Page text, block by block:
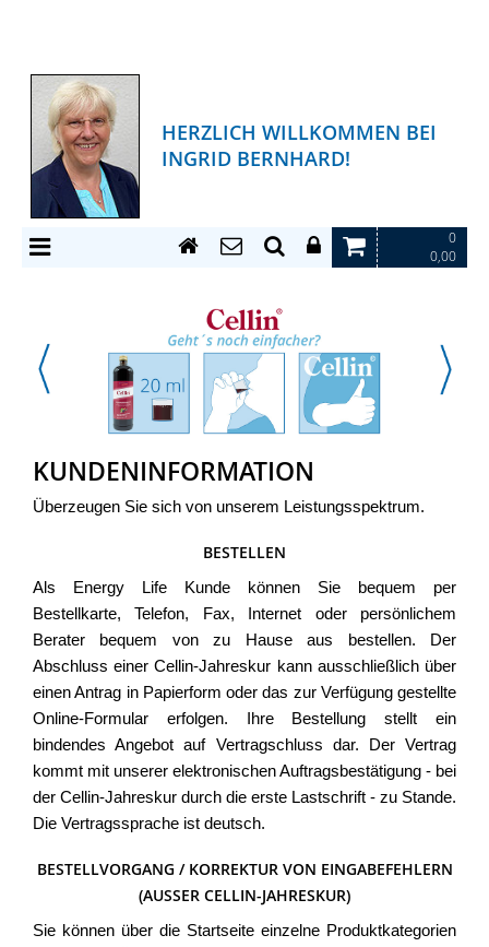
HERZLICH WILLKOMMEN BEI
INGRID BERNHARD!
0
0,00
KUNDENINFORMATION
Überzeugen Sie sich von unserem Leistungsspektrum.
BESTELLEN
Als Energy Life Kunde können Sie bequem per
Bestellkarte, Telefon, Fax, Internet oder persönlichem
Berater bequem von zu Hause aus bestellen. Der
Abschluss einer Cellin-Jahreskur kann ausschließlich über
einen Antrag in Papierform oder das zur Verfügung gestellte
Online-Formular erfolgen. Ihre Bestellung stellt ein
bindendes Angebot auf Vertragschluss dar. Der Vertrag
kommt mit unserer elektronischen Auftragsbestätigung - bei
der Cellin-Jahreskur durch die erste Lastschrift - zu Stande.
Die Vertragssprache ist deutsch.
BESTELLVORGANG / KORREKTUR VON EINGABEFEHLERN
(AUSSER CELLIN-JAHRESKUR)
Sie können über die Startseite einzelne Produktkategorien